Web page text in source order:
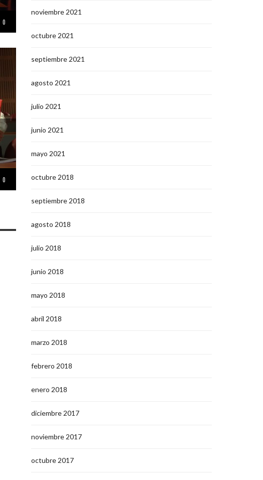
0
0
noviembre 2021
octubre 2021
septiembre 2021
agosto 2021
julio 2021
junio 2021
mayo 2021
octubre 2018
septiembre 2018
agosto 2018
julio 2018
junio 2018
mayo 2018
abril 2018
marzo 2018
febrero 2018
enero 2018
diciembre 2017
noviembre 2017
octubre 2017